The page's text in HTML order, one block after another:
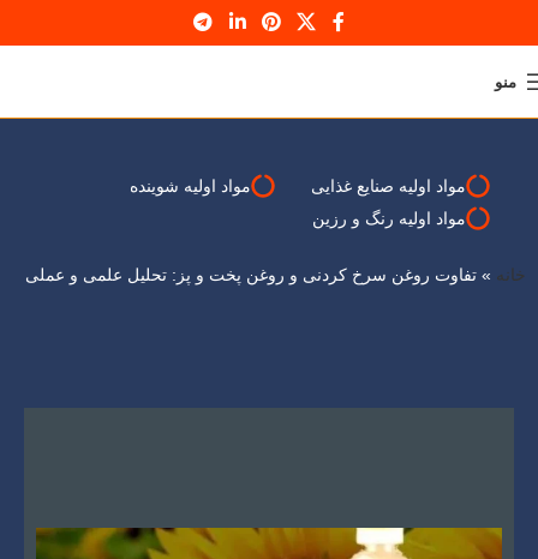
منو
کسب و کار مواد اولیه صنایع غذایی
مواد اولیه شوینده
مواد اولیه رنگ و رزین
خانه » تفاوت روغن سرخ کردنی و روغن پخت و پز: تحلیل علمی و عملی